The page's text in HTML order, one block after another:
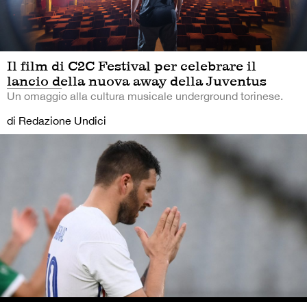
Il film di C2C Festival per celebrare il
lancio della nuova away della Juventus
Un omaggio alla cultura musicale underground torinese.
di Redazione Undici